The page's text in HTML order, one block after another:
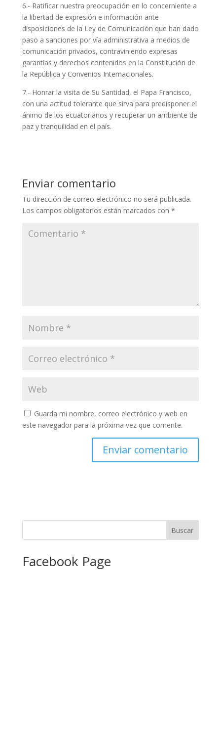
6.- Ratificar nuestra preocupación en lo concerniente a
la libertad de expresión e información ante
disposiciones de la Ley de Comunicación que han dado
paso a sanciones por vía administrativa a medios de
comunicación privados, contraviniendo expresas
garantías y derechos contenidos en la Constitución de
la República y Convenios Internacionales.
7.- Honrar la visita de Su Santidad, el Papa Francisco,
con una actitud tolerante que sirva para predisponer el
ánimo de los ecuatorianos y recuperar un ambiente de
paz y tranquilidad en el país.
Enviar comentario
Tu dirección de correo electrónico no será publicada.
Los campos obligatorios están marcados con *
Guarda mi nombre, correo electrónico y web en
este navegador para la próxima vez que comente.
Facebook Page